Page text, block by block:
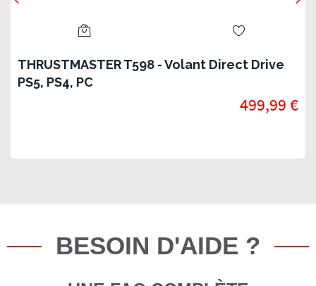
THRUSTMASTER T598 - Volant Direct Drive
PS5, PS4, PC
499,99 €
BESOIN D'AIDE ?